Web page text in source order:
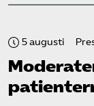
5 augusti